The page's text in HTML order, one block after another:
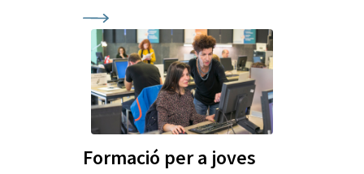
Formació per a joves